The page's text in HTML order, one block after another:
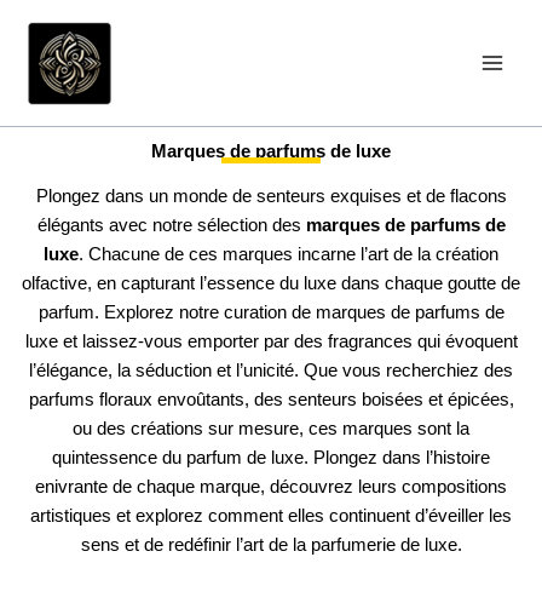
contenu
Marques de parfums de luxe
Plongez dans un monde de senteurs exquises et de flacons
élégants avec notre sélection des marques de parfums de
luxe. Chacune de ces marques incarne l’art de la création
olfactive, en capturant l’essence du luxe dans chaque goutte de
parfum. Explorez notre curation de marques de parfums de
luxe et laissez-vous emporter par des fragrances qui évoquent
l’élégance, la séduction et l’unicité. Que vous recherchiez des
parfums floraux envoûtants, des senteurs boisées et épicées,
ou des créations sur mesure, ces marques sont la
quintessence du parfum de luxe. Plongez dans l’histoire
enivrante de chaque marque, découvrez leurs compositions
artistiques et explorez comment elles continuent d’éveiller les
sens et de redéfinir l’art de la parfumerie de luxe.